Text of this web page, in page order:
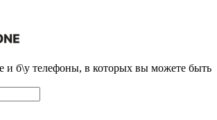
б\у телефоны, в которых вы можете быть